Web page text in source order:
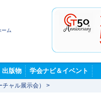
ーム
出版物 学会ナビ＆イベント
ャル展示会） >